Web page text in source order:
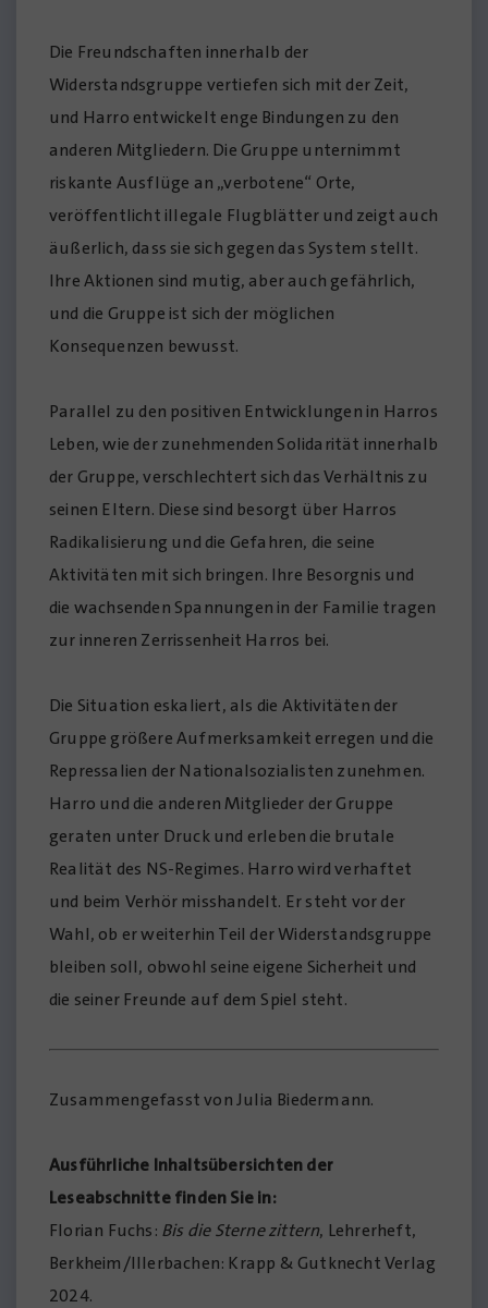
Die Freundschaften innerhalb der
Widerstandsgruppe vertiefen sich mit der Zeit,
und Harro entwickelt enge Bindungen zu den
anderen Mitgliedern. Die Gruppe unternimmt
riskante Ausflüge an „verbotene“ Orte,
veröffentlicht illegale Flugblätter und zeigt auch
äußerlich, dass sie sich gegen das System stellt.
Ihre Aktionen sind mutig, aber auch gefährlich,
und die Gruppe ist sich der möglichen
Konsequenzen bewusst.
Parallel zu den positiven Entwicklungen in Harros
Leben, wie der zunehmenden Solidarität innerhalb
der Gruppe, verschlechtert sich das Verhältnis zu
seinen Eltern. Diese sind besorgt über Harros
Radikalisierung und die Gefahren, die seine
Aktivitäten mit sich bringen. Ihre Besorgnis und
die wachsenden Spannungen in der Familie tragen
zur inneren Zerrissenheit Harros bei.
Die Situation eskaliert, als die Aktivitäten der
Gruppe größere Aufmerksamkeit erregen und die
Repressalien der Nationalsozialisten zunehmen.
Harro und die anderen Mitglieder der Gruppe
geraten unter Druck und erleben die brutale
Realität des NS-Regimes. Harro wird verhaftet
und beim Verhör misshandelt. Er steht vor der
Wahl, ob er weiterhin Teil der Widerstandsgruppe
bleiben soll, obwohl seine eigene Sicherheit und
die seiner Freunde auf dem Spiel steht.
Zusammengefasst von Julia Biedermann.
Ausführliche Inhaltsübersichten der
Leseabschnitte finden Sie in:
Florian Fuchs: Bis die Sterne zittern, Lehrerheft,
Berkheim/Illerbachen: Krapp & Gutknecht Verlag
2024.